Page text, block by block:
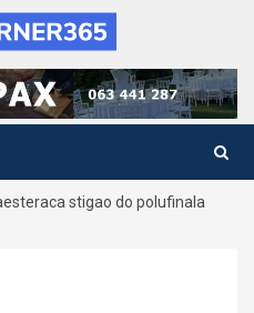
stigao do polufinala